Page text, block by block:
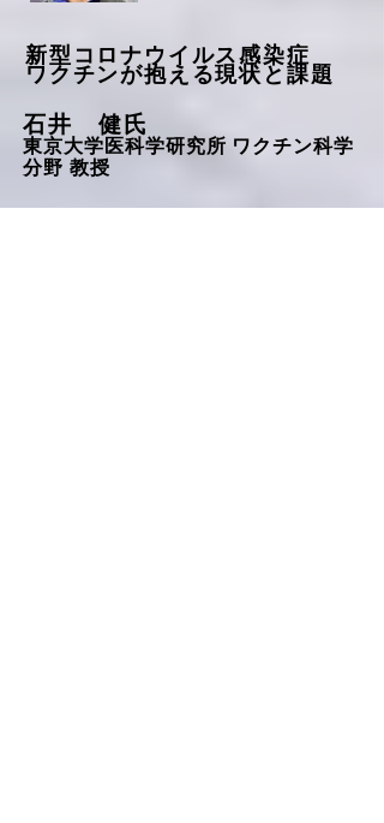
新型コロナウイルス感染症
ワクチンが抱える現状と課題
石井 健氏
東京大学医科学研究所 ワクチン科学
分野 教授